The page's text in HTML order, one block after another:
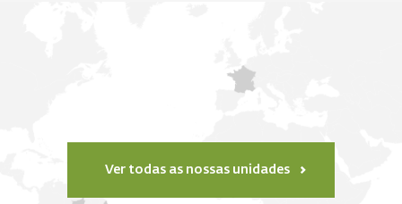
Ver todas as nossas unidades